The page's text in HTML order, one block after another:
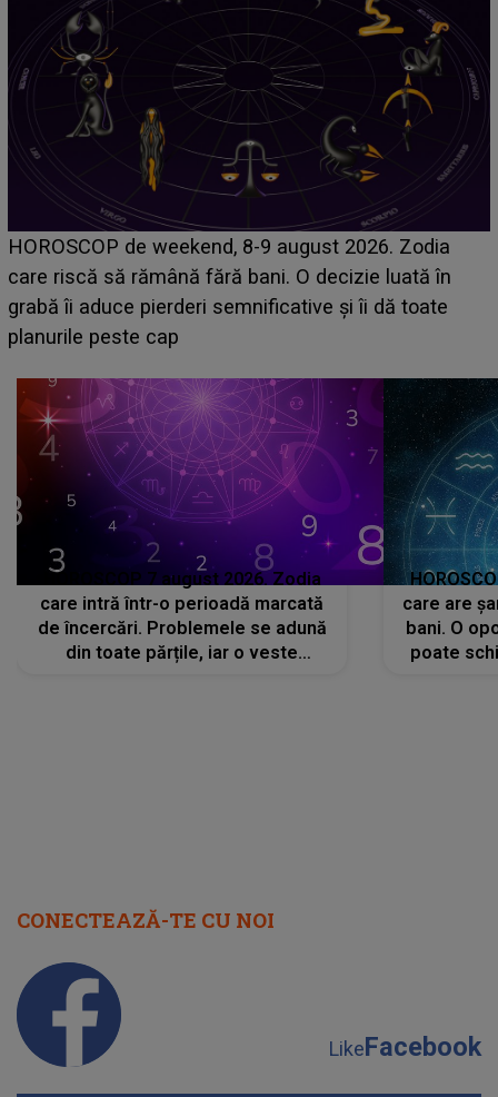
Emanuel a ținut ACEST DETALIU ASCUNS până
acum! În fața Alexandrei, concurentul din Casa Iubirii
face o MĂRTURISIRE NEAȘTEPTATĂ despre mama
sa: "I-am spus și ei în față, eu nu te iubesc pentru
HOROSCOP 7 august 2026. Zodia
care intră într-o perioadă marcată
de încercări. Problemele se adună
din toate părțile, iar o veste
care are
bani. O
poate
CONECTEAZĂ-TE CU NOI
LikeFacebook